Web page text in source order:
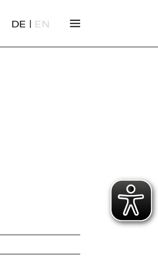
DE | EN